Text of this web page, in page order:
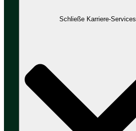
Schließe Karriere-Services